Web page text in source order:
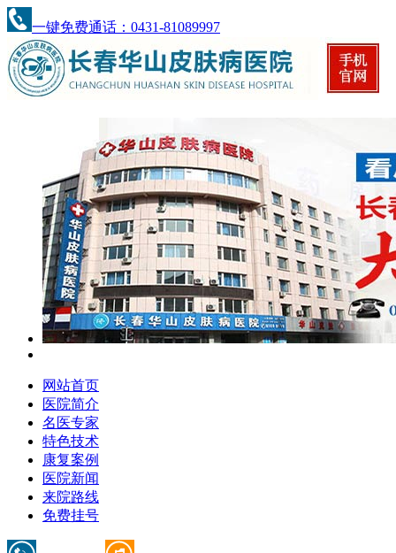
一键免费通话：0431-81089997
网站首页
医院简介
名医专家
特色技术
康复案例
医院新闻
来院路线
免费挂号